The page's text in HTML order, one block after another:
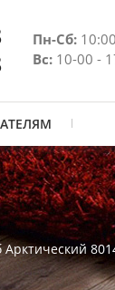
Пн-Сб:
Вс: 10-00 -